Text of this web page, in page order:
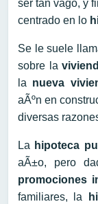
ser tan vago, y
centrado en lo
Se le suele
sobre la
la nueva
aÃºn en
diversas
La hipoteca
aÃ±o, pero
promociones
familiares, la